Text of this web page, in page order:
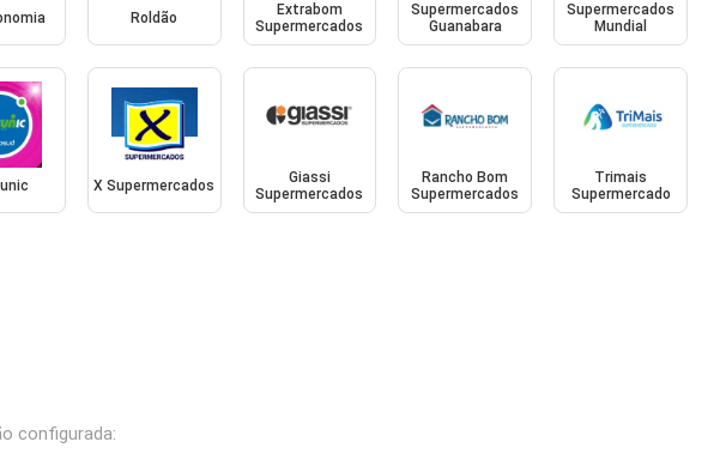
Roldão
Extrabom
Supermercados
Supermercados
Guanabara
Supermercados
Mundial
X Supermercados
Giassi
Supermercados
Rancho Bom
Supermercados
Trimais
Supermercado
configurada: